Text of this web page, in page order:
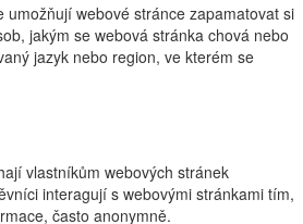
umožňují webové stránce zapamatovat si
jakým se webová stránka chová nebo
jazyk nebo region, ve kterém se
vlastníkům webových stránek
interagují s webovými stránkami tím,
často anonymně.